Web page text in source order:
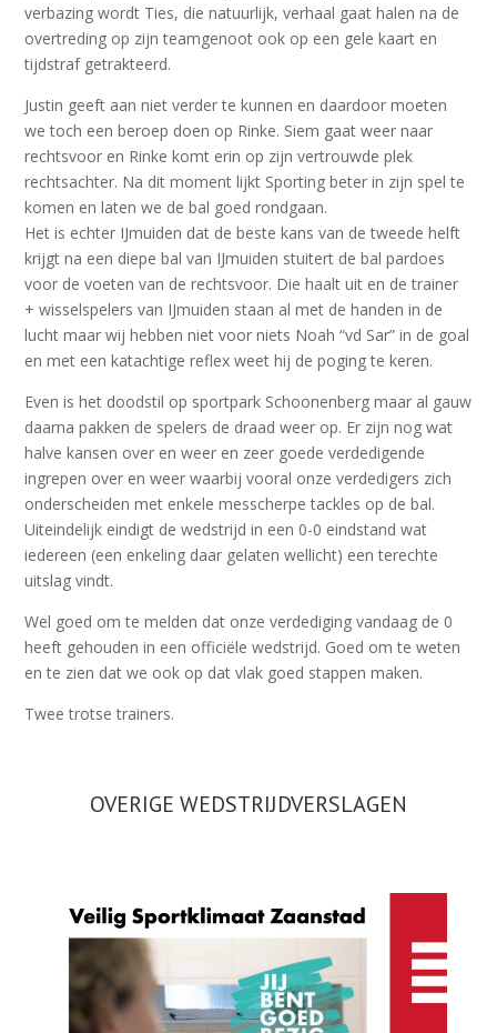
verbazing wordt Ties, die natuurlijk, verhaal gaat halen na de
overtreding op zijn teamgenoot ook op een gele kaart en
tijdstraf getrakteerd.
Justin geeft aan niet verder te kunnen en daardoor moeten
we toch een beroep doen op Rinke. Siem gaat weer naar
rechtsvoor en Rinke komt erin op zijn vertrouwde plek
rechtsachter. Na dit moment lijkt Sporting beter in zijn spel te
komen en laten we de bal goed rondgaan.
Het is echter IJmuiden dat de beste kans van de tweede helft
krijgt na een diepe bal van IJmuiden stuitert de bal pardoes
voor de voeten van de rechtsvoor. Die haalt uit en de trainer
+ wisselspelers van IJmuiden staan al met de handen in de
lucht maar wij hebben niet voor niets Noah “vd Sar” in de goal
en met een katachtige reflex weet hij de poging te keren.
Even is het doodstil op sportpark Schoonenberg maar al gauw
daarna pakken de spelers de draad weer op. Er zijn nog wat
halve kansen over en weer en zeer goede verdedigende
ingrepen over en weer waarbij vooral onze verdedigers zich
onderscheiden met enkele messcherpe tackles op de bal.
Uiteindelijk eindigt de wedstrijd in een 0-0 eindstand wat
iedereen (een enkeling daar gelaten wellicht) een terechte
uitslag vindt.
Wel goed om te melden dat onze verdediging vandaag de 0
heeft gehouden in een officiële wedstrijd. Goed om te weten
en te zien dat we ook op dat vlak goed stappen maken.
Twee trotse trainers.
OVERIGE WEDSTRIJDVERSLAGEN